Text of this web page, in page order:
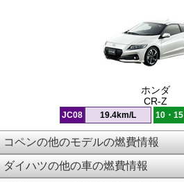
ホンダ
CR-Z
JC08 19.4km/L 10・15
コペンの他のモデルの燃費情報
ダイハツの他の車の燃費情報